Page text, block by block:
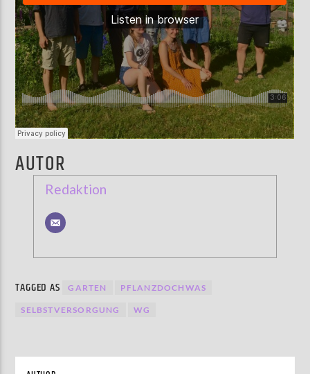
AUTOR
Redaktion
TAGGED AS GARTEN PFLANZDOCHWAS
SELBSTVERSORGUNG WG